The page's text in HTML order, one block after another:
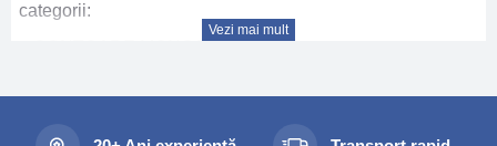
categorii:
> CONTOARE MONOJET
produs sa fie competitiv din punct de vedere al pretului si
Vezi mai mult